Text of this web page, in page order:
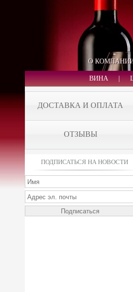
О
ВИНА
ДОСТАВКА И ОПЛАТА
ОТЗЫВЫ
ПОДПИСАТЬСЯ НА НОВОСТИ